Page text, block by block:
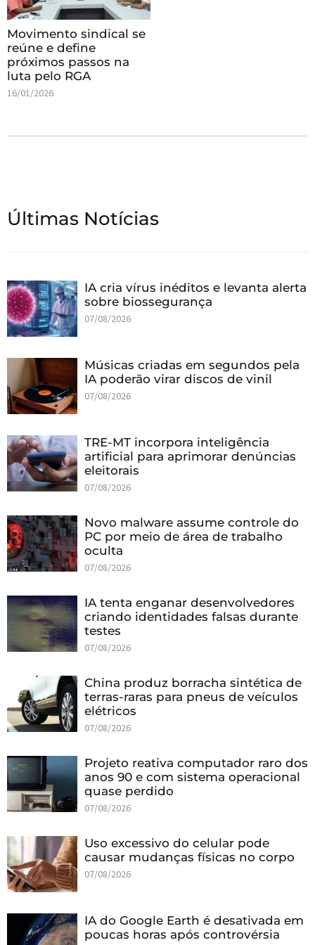
Movimento sindical se
reúne e define
próximos passos na
luta pelo RGA
16/01/2026
Últimas Notícias
IA cria vírus inéditos e levanta alerta
sobre biossegurança
07/08/2026
Músicas criadas em segundos pela
IA poderão virar discos de vinil
07/08/2026
TRE-MT incorpora inteligência
artificial para aprimorar denúncias
eleitorais
07/08/2026
Novo malware assume controle do
PC por meio de área de trabalho
oculta
07/08/2026
IA tenta enganar desenvolvedores
criando identidades falsas durante
testes
07/08/2026
China produz borracha sintética de
terras-raras para pneus de veículos
elétricos
07/08/2026
Projeto reativa computador raro dos
anos 90 e com sistema operacional
quase perdido
07/08/2026
Uso excessivo do celular pode
causar mudanças físicas no corpo
07/08/2026
IA do Google Earth é desativada em
poucas horas após controvérsia